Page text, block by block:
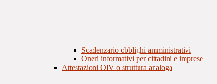
Scadenzario obblighi amministrativi
Oneri informativi per cittadini e imprese
Attestazioni OIV o struttura analoga